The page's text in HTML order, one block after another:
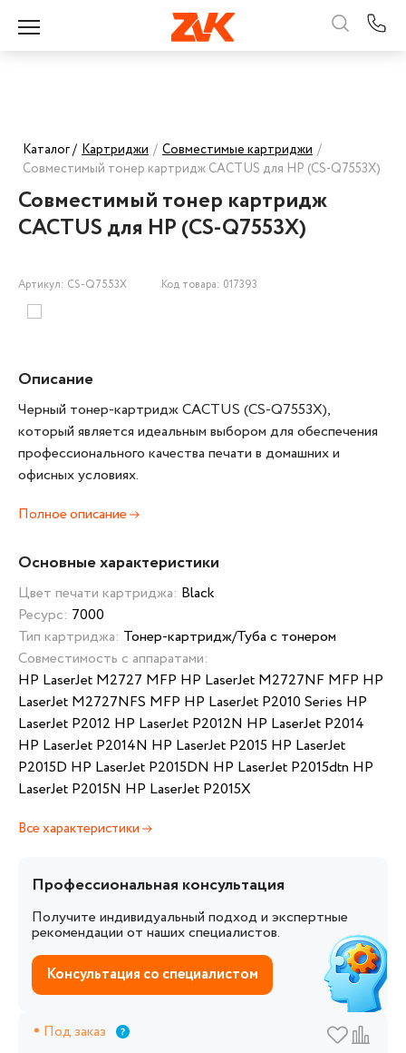
Каталог / Картриджи / Совместимые картриджи /
Совместимый тонер картридж CACTUS для HP (CS-Q7553X)
Совместимый тонер картридж
CACTUS для HP (CS-Q7553X)
Артикул: CS-Q7553X Код товара: 017393
Описание
Черный тонер-картридж CACTUS (CS-Q7553X),
который является идеальным выбором для обеспечения
профессионального качества печати в домашних и
офисных условиях.
Полное описание
Основные характеристики
Цвет печати картриджа: Black
Ресурс: 7000
Тип картриджа: Тонер-картридж/Туба с тонером
Совместимость с аппаратами:
HP LaserJet M2727 MFP HP LaserJet M2727NF MFP HP
LaserJet M2727NFS MFP HP LaserJet P2010 Series HP
LaserJet P2012 HP LaserJet P2012N HP LaserJet P2014
HP LaserJet P2014N HP LaserJet P2015 HP LaserJet
P2015D HP LaserJet P2015DN HP LaserJet P2015dtn HP
LaserJet P2015N HP LaserJet P2015X
Все характеристики
Профессиональная консультация
Получите индивидуальный подход и экспертные
рекомендации от наших специалистов.
Консультация со специалистом
Под заказ